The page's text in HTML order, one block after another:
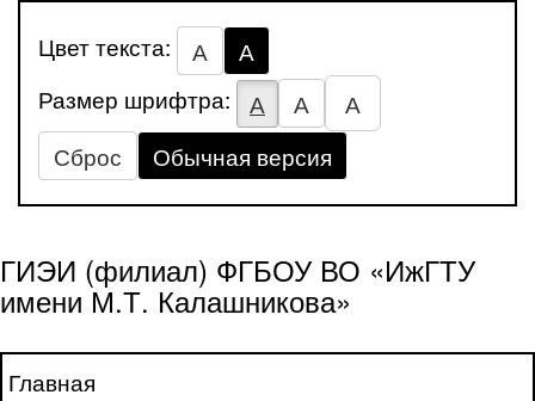
Цвет текста: А
А
Размер шрифтра:
А А
А
Сброс
Обычная версия
ГИЭИ (филиал) ФГБОУ ВО «ИжГТУ
имени М.Т. Калашникова»
Главная